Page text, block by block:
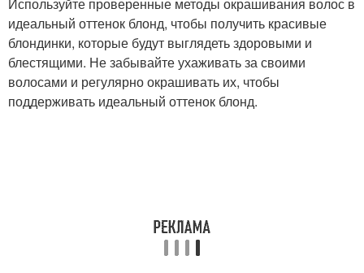
идеальный оттенок блонд, чтобы получить красивые
блондинки, которые будут выглядеть здоровыми и
блестящими. Не забывайте ухаживать за своими
волосами и регулярно окрашивать их, чтобы
поддерживать идеальный оттенок блонд.